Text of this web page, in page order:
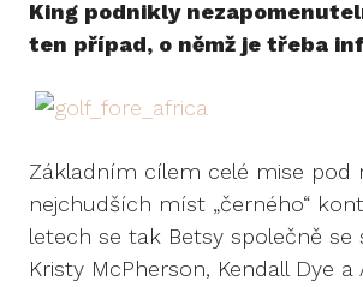
King podnikly
ten případ, o němž je třeba
Základním cílem celé mise pod
nejchudších míst „černého“
letech se tak Betsy společně se
Kristy McPherson, Kendall Dye